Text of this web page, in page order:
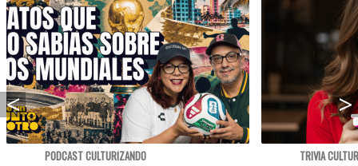
PODCAST CULTURIZANDO TRIVIA